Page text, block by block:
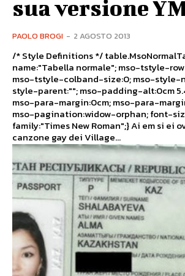
sua versione
PAOLO BROGI - 2 AGOSTO 2013
/* Style Definitions */ table.MsoNormalTable {mso-style-
name:"Tabella normale"; mso-tstyle-rowband-size:0;
mso-tstyle-colband-size:0; mso-style-noshow:yes; mso-
style-parent:""; mso-padding-alt:0cm 5.4pt 0cm 5.4pt;
mso-para-margin:0cm; mso-para-margin-bottom:.0001pt;
mso-pagination:widow-orphan; font-size:10.0pt; font-
family:"Times New Roman";} Ai em si ei ovvero YMCA, la
canzone gay dei Village...